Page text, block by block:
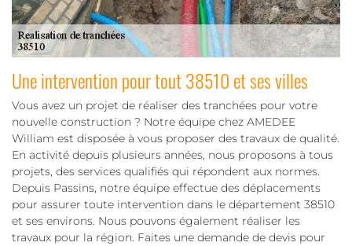
Une intervention pour tout 38510 et ses villes
Vous avez un projet de réaliser des tranchées pour votre
nouvelle construction ? Notre équipe chez AMEDEE
William est disposée à vous proposer des travaux de qualité.
En activité depuis plusieurs années, nous proposons à tous
projets, des services qualifiés qui répondent aux normes.
Depuis Passins, notre équipe effectue des déplacements
pour assurer toute intervention dans le département 38510
et ses environs. Nous pouvons également réaliser les
travaux pour la région. Faites une demande de devis pour